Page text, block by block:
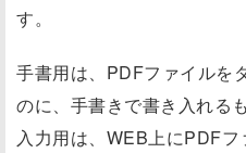
す。
手書用は、PDFファイルを
のに、手書きで書き入れるも
入力用は、WEB上にPDF